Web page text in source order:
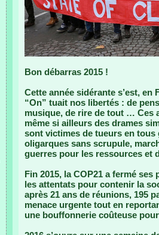
Bon débarras 2015 !
Cette année sidérante s’est, en
“On” tuait nos libertés : de
musique, de rire de tout … Ces
même si ailleurs des drames
sont victimes de tueurs en
oligarques sans scrupule,
guerres pour les ressources et
Fin 2015, la COP21 a fermé
les attentats pour contenir la
après 21 ans de réunions, 195
menace urgente tout en
une bouffonnerie coûteuse